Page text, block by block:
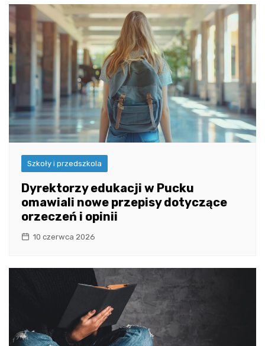
Szkoły i przedszkola
Dyrektorzy edukacji w Pucku
omawiali nowe przepisy dotyczące
orzeczeń i opinii
10 czerwca 2026